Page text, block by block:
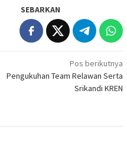
SEBARKAN
Pos berikutnya
Pengukuhan Team Relawan Serta
Srikandi KREN